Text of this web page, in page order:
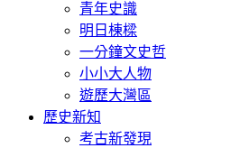
青年史識
明日棟樑
一分鐘文史哲
小小大人物
遊歷大灣區
歷史新知
考古新發現